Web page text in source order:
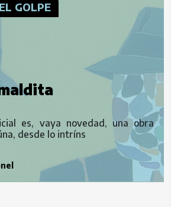
GOLPE
es, vaya novedad, una obra
desde lo intríns